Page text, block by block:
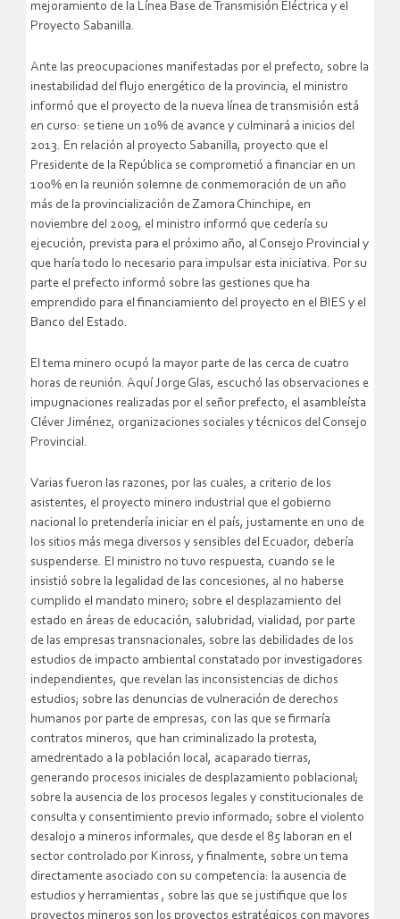
mejoramiento de la Línea Base de Transmisión Eléctrica y el
Proyecto Sabanilla.
Ante las preocupaciones manifestadas por el prefecto, sobre la
inestabilidad del flujo energético de la provincia, el ministro
informó que el proyecto de la nueva línea de transmisión está
en curso: se tiene un 10% de avance y culminará a inicios del
2013. En relación al proyecto Sabanilla, proyecto que el
Presidente de la República se comprometió a financiar en un
100% en la reunión solemne de conmemoración de un año
más de la provincialización de Zamora Chinchipe, en
noviembre del 2009, el ministro informó que cedería su
ejecución, prevista para el próximo año, al Consejo Provincial y
que haría todo lo necesario para impulsar esta iniciativa. Por su
parte el prefecto informó sobre las gestiones que ha
emprendido para el financiamiento del proyecto en el BIES y el
Banco del Estado.
El tema minero ocupó la mayor parte de las cerca de cuatro
horas de reunión. Aquí Jorge Glas, escuchó las observaciones e
impugnaciones realizadas por el señor prefecto, el asambleísta
Cléver Jiménez, organizaciones sociales y técnicos del Consejo
Provincial.
Varias fueron las razones, por las cuales, a criterio de los
asistentes, el proyecto minero industrial que el gobierno
nacional lo pretendería iniciar en el país, justamente en uno de
los sitios más mega diversos y sensibles del Ecuador, debería
suspenderse. El ministro no tuvo respuesta, cuando se le
insistió sobre la legalidad de las concesiones, al no haberse
cumplido el mandato minero; sobre el desplazamiento del
estado en áreas de educación, salubridad, vialidad, por parte
de las empresas transnacionales, sobre las debilidades de los
estudios de impacto ambiental constatado por investigadores
independientes, que revelan las inconsistencias de dichos
estudios; sobre las denuncias de vulneración de derechos
humanos por parte de empresas, con las que se firmaría
contratos mineros, que han criminalizado la protesta,
amedrentado a la población local, acaparado tierras,
generando procesos iniciales de desplazamiento poblacional;
sobre la ausencia de los procesos legales y constitucionales de
consulta y consentimiento previo informado; sobre el violento
desalojo a mineros informales, que desde el 85 laboran en el
sector controlado por Kinross, y finalmente, sobre un tema
directamente asociado con su competencia: la ausencia de
estudios y herramientas , sobre las que se justifique que los
proyectos mineros son los proyectos estratégicos con mayores